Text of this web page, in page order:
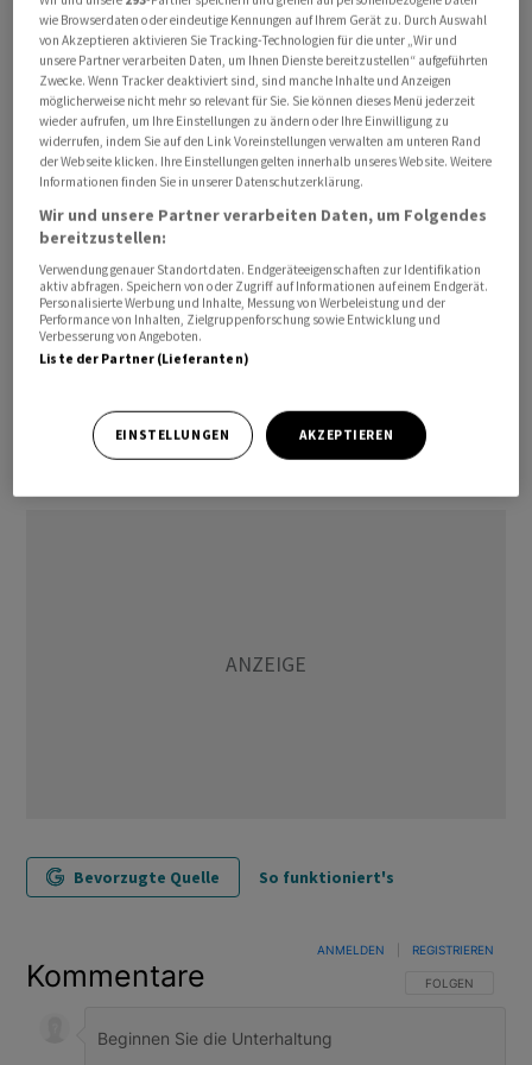
vor dem Osterreiseverkehr in Kraft.
Spritpreisänderungen teils im Stundentakt, wie sie
bislang an der Tagesordnung waren, wird es dann nicht
mehr geben. Künftig dürfen an deutschen Tankstellen
die Preise nur noch einmal täglich erhöht werden, und
zwar um 12.00 Uhr mittags. Preissenkungen sind
Ausserdem bekommt das Bundeskartellamt mehr
Befugnisse gegen überhöhte Preise. Unternehmen
müssen künftig darlegen, dass Preissteigerungen
sachlich gerechtfertigt sind. Dadurch soll es für das
Spritpreise vorzugehen./sk/DP/stw
Bevorzugte Quelle So funktioniert's
Kommentare FOLGE DIESER
FOLGEN
ANMELDEN REGISTRIEREN
wie Browserdaten oder eindeutige Kennungen auf Ihrem Gerät zu. Durch Auswahl
von Akzeptieren aktivieren Sie Tracking-Technologien für die unter „Wir und
unsere Partner verarbeiten Daten, um Ihnen Dienste bereitzustellen“ aufgeführten
Zwecke. Wenn Tracker deaktiviert sind, sind manche Inhalte und Anzeigen
möglicherweise nicht mehr so relevant für Sie. Sie können dieses Menü jederzeit
wieder aufrufen, um Ihre Einstellungen zu ändern oder Ihre Einwilligung zu
widerrufen, indem Sie auf den Link Voreinstellungen verwalten am unteren Rand
der Webseite klicken. Ihre Einstellungen gelten innerhalb unseres Website. Weitere
Informationen finden Sie in unserer Datenschutzerklärung.
Wir und unsere Partner verarbeiten Daten, um Folgendes
bereitzustellen:
Verwendung genauer Standortdaten. Endgeräteeigenschaften zur Identifikation
aktiv abfragen. Speichern von oder Zugriff auf Informationen auf einem Endgerät.
Personalisierte Werbung und Inhalte, Messung von Werbeleistung und der
Performance von Inhalten, Zielgruppenforschung sowie Entwicklung und
Verbesserung von Angeboten.
Liste der Partner (Lieferanten)
EINSTELLUNGEN AKZEPTIEREN